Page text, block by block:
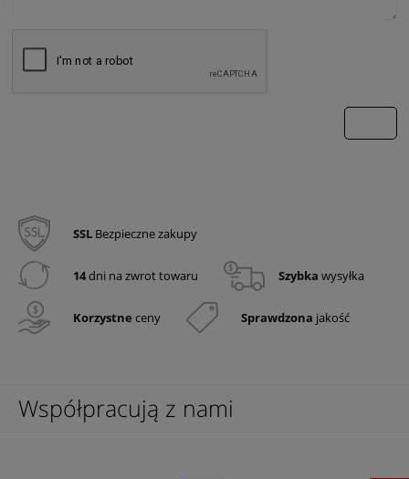
SSL Bezpieczne zakupy
14dni na zwrot towaru Szybka wysyłka
Korzystne ceny Sprawdzona jakość
Współpracują z nami